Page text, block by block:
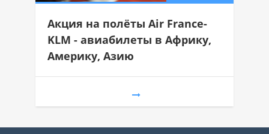
Акция на полёты Air France-
KLM - авиабилеты в Африку,
Америку, Азию